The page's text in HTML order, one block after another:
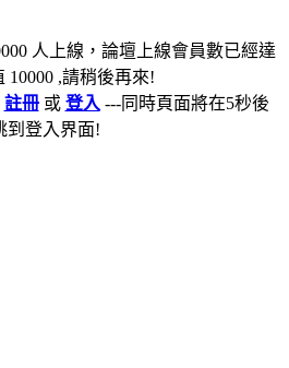
人上線，論壇上線會員數已經達
10000 ,請稍後再來!
註冊或 登入 ---同時頁面將在5秒後
到登入界面!